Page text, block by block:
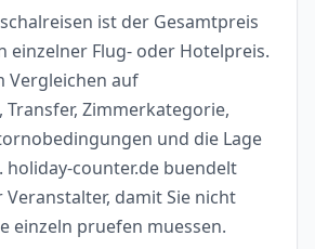
ist der Gesamtpreis
einzelner Flug- oder Hotelpreis.
Vergleichen auf
Transfer, Zimmerkategorie,
und die Lage
counter.de buendelt
damit Sie nicht
einzeln pruefen muessen.